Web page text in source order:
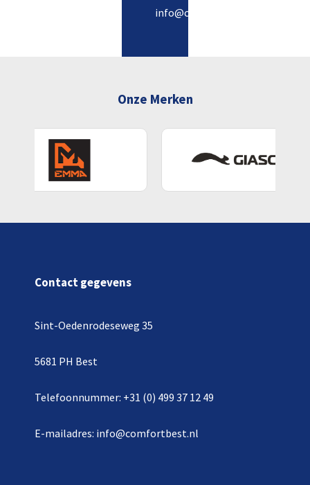
info@comfortbest.nl
Onze Merken
Contact gegevens
Sint-Oedenrodeseweg 35
5681 PH Best
Telefoonnummer: +31 (0) 499 37 12 49
E-mailadres: info@comfortbest.nl